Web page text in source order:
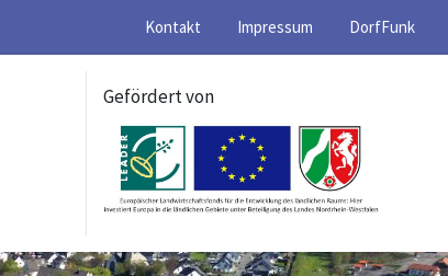
Kontakt Impressum DorfFunk
Gefördert von